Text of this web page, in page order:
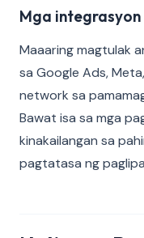
Mga
Maaaring magtulak
sa Google Ads,
network sa
Bawat isa sa mga
kinakailangan sa
pagtatasa ng